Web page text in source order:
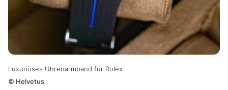
Luxuriöses Uhrenarmband für Rolex
© Helvetus